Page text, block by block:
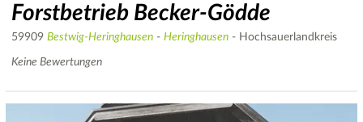
Forstbetrieb Becker-Gödde
59909 Bestwig-Heringhausen - Heringhausen - Hochsauerlandkreis
Keine Bewertungen